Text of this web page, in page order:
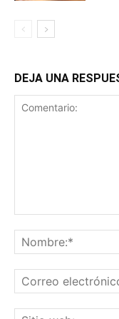
DEJA UNA